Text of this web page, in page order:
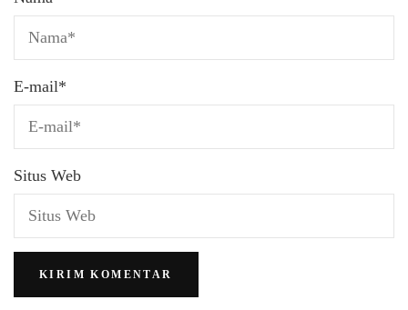
E-mail*
Situs Web